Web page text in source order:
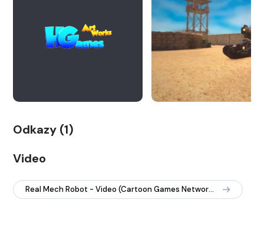
Odkazy (1)
Video
Real Mech Robot - Video (Cartoon Games Network, EN)